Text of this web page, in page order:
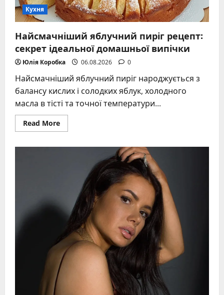
Кухня
Найсмачніший яблучний пиріг рецепт:
секрет ідеальної домашньої випічки
Юлія Коробка 06.08.2026 0
Найсмачніший яблучний пиріг народжується з
балансу кислих і солодких яблук, холодного
масла в тісті та точної температури...
Read MoreRead
more
ідеальної
домашньої
випічки